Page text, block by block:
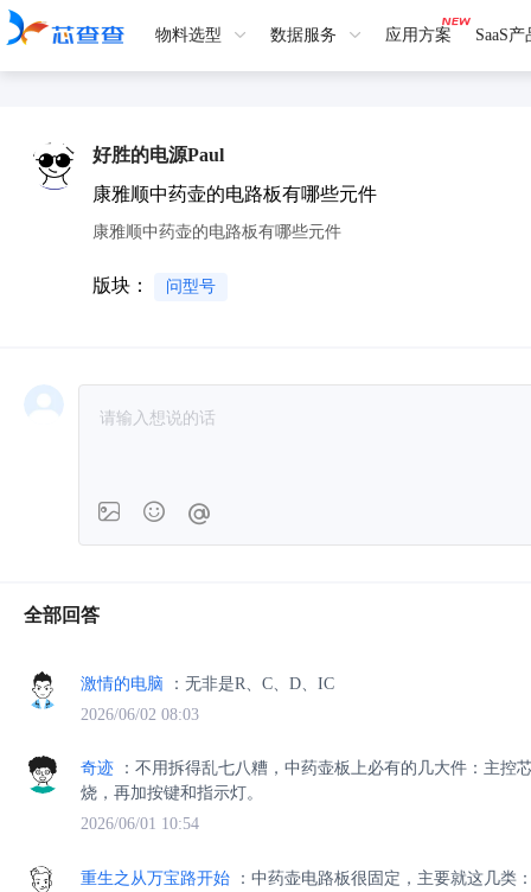
物料选型 数据服务 应用方案 SaaS
好胜的电源Paul
康雅顺中药壶的电路板有哪些元件
康雅顺中药壶的电路板有哪些元件
版块： 问型号
全部回答
激情的电脑
：无非是R、C、D、IC
2026/06/02 08:03
奇迹
：不用拆得乱七八糟，中药壶板上必有的几大件：主
烧，再加按键和指示灯。
2026/06/01 10:54
重生之从万宝路开始
：中药壶电路板很固定，主要就这几类